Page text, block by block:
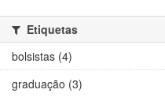
Etiquetas
bolsistas (4)
graduação (3)